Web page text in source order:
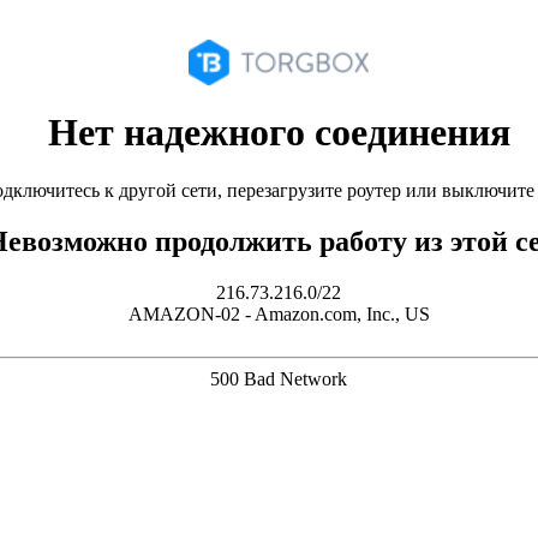
Нет надежного соединения
к другой сети, перезагрузите роутер или
продолжить работу из этой
216.73.216.0/22
AMAZON-02 - Amazon.com, Inc., US
500 Bad Network